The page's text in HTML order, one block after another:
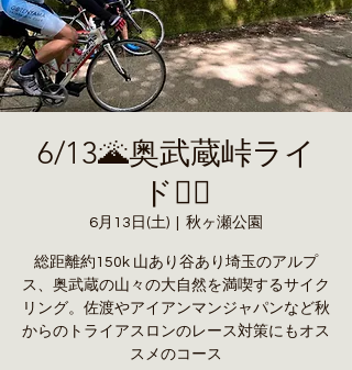
6/13🌋奥武蔵峠ライ
ド🚴‍♀️
6月13日(土) 秋ヶ瀬公園
総距離約150k 山あり谷あり埼玉のアルプ
ス、奥武蔵の山々の大自然を満喫するサイク
リング。佐渡やアイアンマンジャパンなど秋
からのトライアスロンのレース対策にもオス
スメのコース